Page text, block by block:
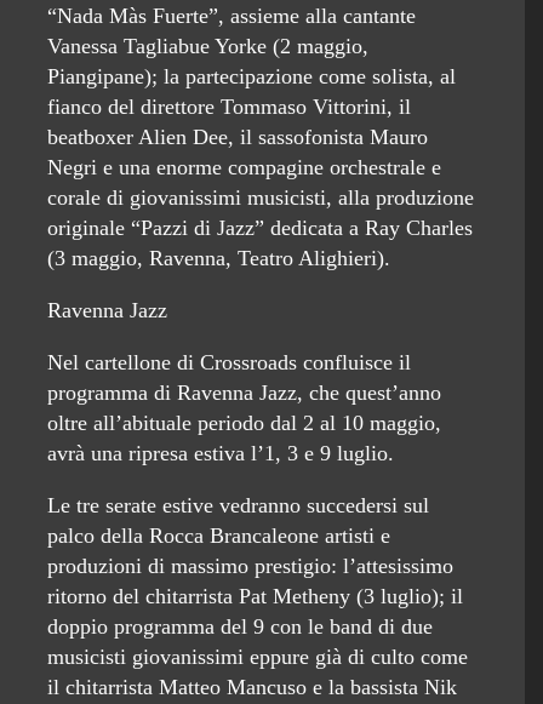
“Nada Màs Fuerte”, assieme alla cantante
Vanessa Tagliabue Yorke (2 maggio,
Piangipane); la partecipazione come solista, al
fianco del direttore Tommaso Vittorini, il
beatboxer Alien Dee, il sassofonista Mauro
Negri e una enorme compagine orchestrale e
corale di giovanissimi musicisti, alla produzione
originale “Pazzi di Jazz” dedicata a Ray Charles
(3 maggio, Ravenna, Teatro Alighieri).
Ravenna Jazz
Nel cartellone di Crossroads confluisce il
programma di Ravenna Jazz, che quest’anno
oltre all’abituale periodo dal 2 al 10 maggio,
avrà una ripresa estiva l’1, 3 e 9 luglio.
Le tre serate estive vedranno succedersi sul
palco della Rocca Brancaleone artisti e
produzioni di massimo prestigio: l’attesissimo
ritorno del chitarrista Pat Metheny (3 luglio); il
doppio programma del 9 con le band di due
musicisti giovanissimi eppure già di culto come
il chitarrista Matteo Mancuso e la bassista Nik